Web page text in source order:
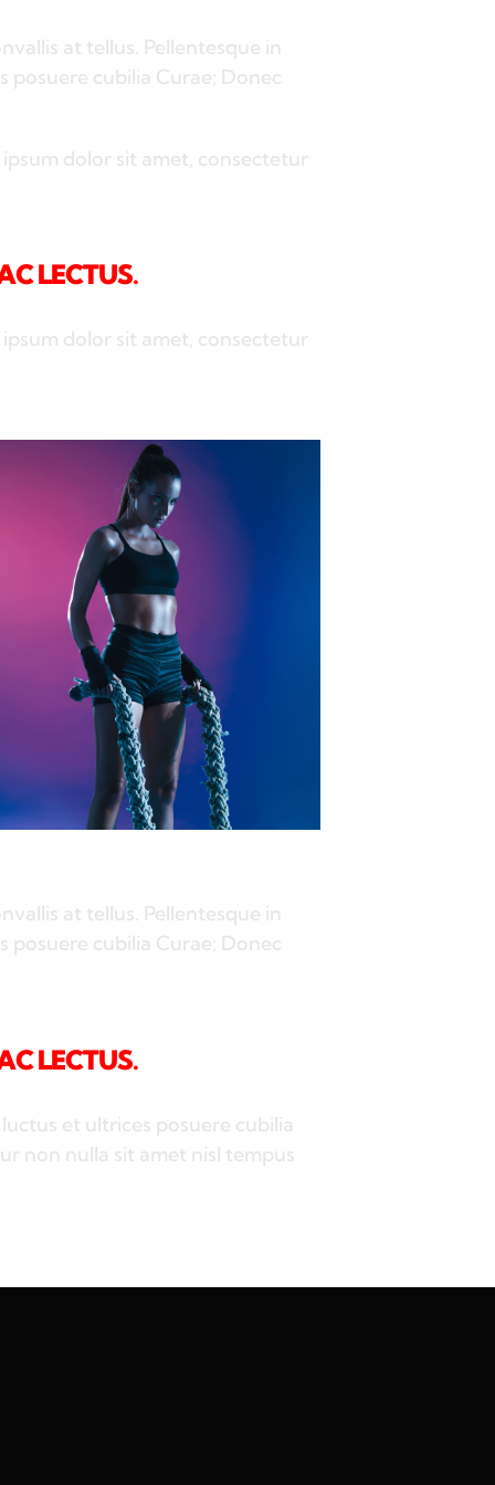
at tellus. Pellentesque in
cubilia Curae; Donec
dolor sit amet, consectetur
LECTUS.
dolor sit amet, consectetur
at tellus. Pellentesque in
cubilia Curae; Donec
LECTUS.
et ultrices posuere cubilia
non nulla sit amet nisl tempus